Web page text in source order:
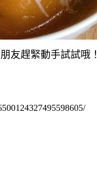
友趕緊動手試試哦！